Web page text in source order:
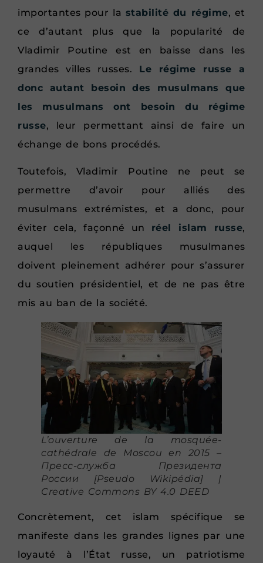
importantes pour la stabilité du régime, et
ce d’autant plus que la popularité de
Vladimir Poutine est en baisse dans les
grandes villes russes. Le régime russe a
donc autant besoin des musulmans que
les musulmans ont besoin du régime
russe, leur permettant ainsi de faire un
échange de bons procédés.
Toutefois, Vladimir Poutine ne peut se
permettre d’avoir pour alliés des
musulmans extrémistes, et a donc, pour
éviter cela, façonné un réel islam russe,
auquel les républiques musulmanes
doivent pleinement adhérer pour s’assurer
du soutien présidentiel, et de ne pas être
mis au ban de la société.
L’ouverture de la mosquée-
cathédrale de Moscou en 2015 –
Пресс-служба Президента
России [Pseudo Wikipédia] |
Creative Commons BY 4.0 DEED
Concrètement, cet islam spécifique se
manifeste dans les grandes lignes par une
loyauté à l’État russe, un patriotisme